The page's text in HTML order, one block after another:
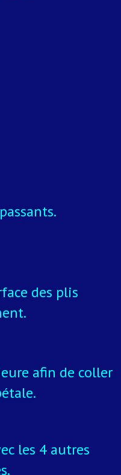
des plis
afin de coller
les 4 autres